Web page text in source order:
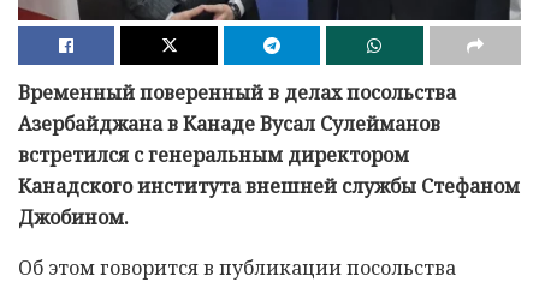
Временный поверенный в делах посольства
Азербайджана в Канаде Вусал Сулейманов
встретился с генеральным директором
Канадского института внешней службы Стефаном
Джобином.
Об этом говорится в публикации посольства